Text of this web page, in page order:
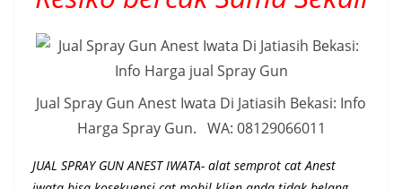
Jual Spray Gun Anest Iwata Di Jatiasih Bekasi: Info
Harga Spray Gun. WA: 08129066011
JUAL SPRAY GUN ANEST IWATA- alat semprot cat Anest